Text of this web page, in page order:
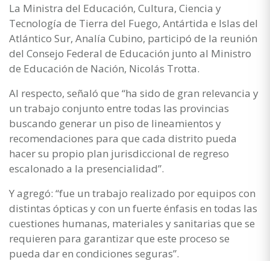
La Ministra del Educación, Cultura, Ciencia y
Tecnología de Tierra del Fuego, Antártida e Islas del
Atlántico Sur, Analía Cubino, participó de la reunión
del Consejo Federal de Educación junto al Ministro
de Educación de Nación, Nicolás Trotta.
Al respecto, señaló que “ha sido de gran relevancia y
un trabajo conjunto entre todas las provincias
buscando generar un piso de lineamientos y
recomendaciones para que cada distrito pueda
hacer su propio plan jurisdiccional de regreso
escalonado a la presencialidad”.
Y agregó: “fue un trabajo realizado por equipos con
distintas ópticas y con un fuerte énfasis en todas las
cuestiones humanas, materiales y sanitarias que se
requieren para garantizar que este proceso se
pueda dar en condiciones seguras”.